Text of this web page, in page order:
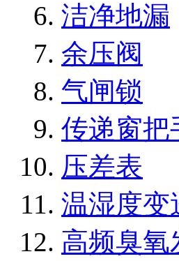
洁净地漏
余压阀
气闸锁
传递窗把
压差表
温湿度变
高频臭氧